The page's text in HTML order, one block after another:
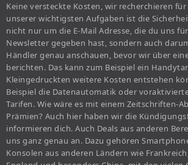
Keine versteckte Kosten, wir recherchieren
unserer wichtigsten Aufgaben ist die
nicht nur um die E-Mail Adresse, die du uns
Newsletter gegeben hast, sondern auch
Händler genau anschauen, bevor wir über
berichten. Das kann zum Beispiel ein
Kleingedruckten weitere Kosten entstehen
Beispiel die Datenautomatik oder
Tarifen. Wie wäre es mit einem Zeitschriften-
Prämien? Auch hier haben wir die
informieren dich. Auch Deals aus anderen
uns ganz genau an. Dazu gehören
Konsolen aus anderen Ländern wie